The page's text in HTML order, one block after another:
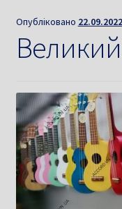
Опубліковано 22.09.2022